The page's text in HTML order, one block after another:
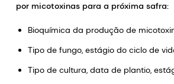
por micotoxinas para a próxima safra:
Bioquímica da produção de
Tipo de fungo, estágio do ciclo de
Tipo de cultura, data de plantio,